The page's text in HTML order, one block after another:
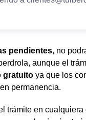
pendientes, no
aunque el
gratuito ya que los
permanencia.
trámite en cualquiera